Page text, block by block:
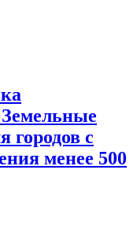
городов с
менее 500